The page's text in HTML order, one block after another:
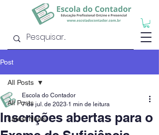
Post
All Posts
Latest News
All Posts
Inscrições abertas para o
Escola do Contador
7 de jul. de 2023 1 min de leitura